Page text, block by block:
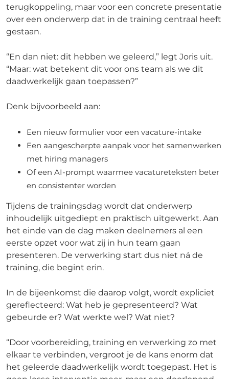
terugkoppeling, maar voor een concrete presentatie
over een onderwerp dat in de training centraal heeft
gestaan.
“En dan niet: dit hebben we geleerd,” legt Joris uit.
“Maar: wat betekent dit voor ons team als we dit
daadwerkelijk gaan toepassen?”
Denk bijvoorbeeld aan:
Een nieuw formulier voor een vacature-intake
Een aangescherpte aanpak voor het samenwerken
met hiring managers
Of een AI-prompt waarmee vacatureteksten beter
en consistenter worden
Tijdens de trainingsdag wordt dat onderwerp
inhoudelijk uitgediept en praktisch uitgewerkt. Aan
het einde van de dag maken deelnemers al een
eerste opzet voor wat zij in hun team gaan
presenteren. De verwerking start dus niet ná de
training, die begint erin.
In de bijeenkomst die daarop volgt, wordt expliciet
gereflecteerd: Wat heb je gepresenteerd? Wat
gebeurde er? Wat werkte wel? Wat niet?
“Door voorbereiding, training en verwerking zo met
elkaar te verbinden, vergroot je de kans enorm dat
het geleerde daadwerkelijk wordt toegepast. Het is